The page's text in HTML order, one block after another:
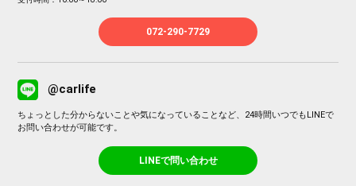
072-290-7729
@carlife
ちょっとした分からないことや気になっていることなど、24時間いつでもLINEで
お問い合わせが可能です。
LINEで問い合わせ